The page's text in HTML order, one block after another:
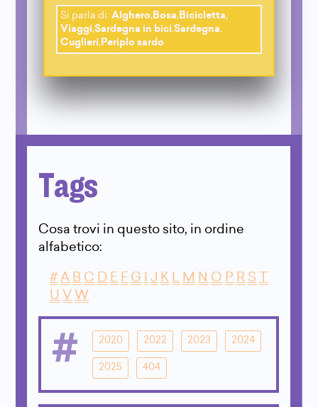
Si parla di: Alghero,Bosa,Bicicletta,
Viaggi,Sardegna in bici,Sardegna,
Cuglieri,Periplo sardo
Tags
Cosa trovi in questo sito, in ordine
alfabetico:
# A B C D E F G J K L M N O P R S
U V W
# 2020 2022 2023 2024
2025 404